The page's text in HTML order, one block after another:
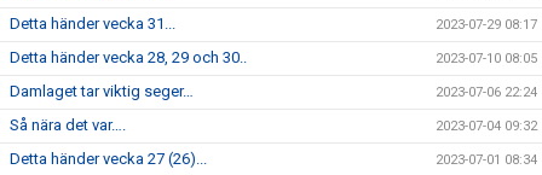
Detta händer vecka 31... 2023-07-29 08:17
Detta händer vecka 28, 29 och 30.. 2023-07-10 08:05
Damlaget tar viktig seger… 2023-07-06 22:24
Så nära det var…. 2023-07-04 09:32
Detta händer vecka 27 (26)... 2023-07-01 08:34